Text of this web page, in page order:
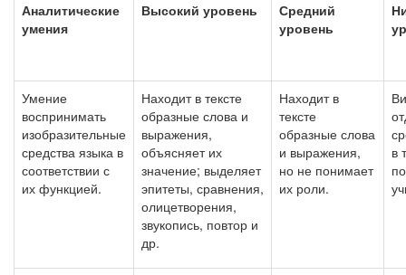
Аналитические
умения
Высокий уровень
Средний
уровень
Умение
воспринимать
изобразительные
средства языка в
соответствии с
их функцией.
Находит в тексте
образные слова и
выражения,
объясняет их
значение; выделяет
эпитеты, сравнения,
олицетворения,
звукопись, повтор и
др.
Находит в
тексте
образные слова
и выражения,
но не понимает
их роли.
в